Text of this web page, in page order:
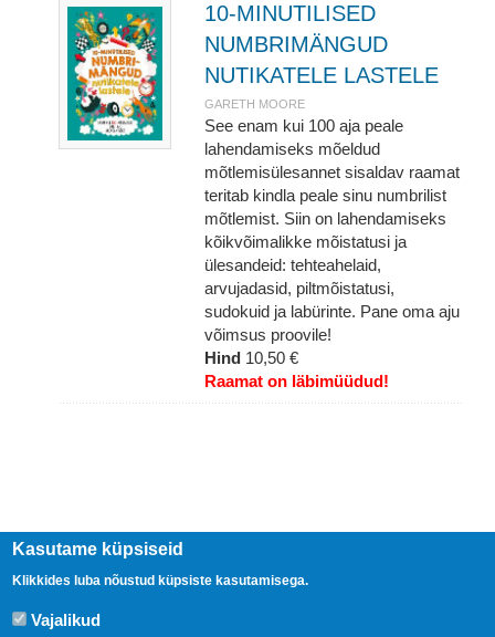
10-MINUTILISED
NUMBRIMÄNGUD
NUTIKATELE LASTELE
GARETH MOORE
See enam kui 100 aja peale
lahendamiseks mõeldud
mõtlemisülesannet sisaldav raamat
teritab kindla peale sinu numbrilist
mõtlemist. Siin on lahendamiseks
kõikvõimalikke mõistatusi ja
ülesandeid: tehteahelaid,
arvujadasid, piltmõistatusi,
sudokuid ja labürinte. Pane oma aju
võimsus proovile!
Hind 10,50 €
Raamat on läbimüüdud!
Kasutame küpsiseid
Klikkides luba nõustud küpsiste kasutamisega.
Vajalikud